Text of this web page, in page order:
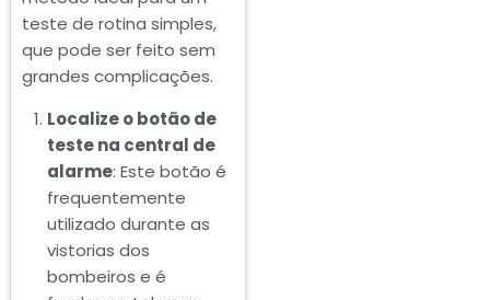
teste de rotina simples,
que pode ser feito sem
grandes complicações.
Localize o botão de
teste na central de
alarme: Este botão é
frequentemente
utilizado durante as
vistorias dos
bombeiros e é